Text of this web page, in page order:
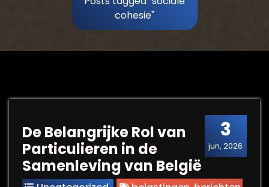
cohesie"
3
jun, 2026
De Belangrijke Rol van
Particulieren in de
Samenleving van België